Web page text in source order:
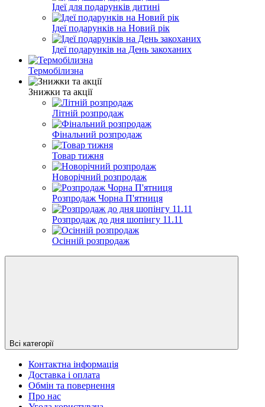
Ідеї для подарунків дитині
Ідеї подарунків на Новий рік
Ідеї подарунків на День закоханих
Термобілизна
Знижки та акції
Літній розпродаж
Фінальний розпродаж
Товар тижня
Новорічний розпродаж
Розпродаж Чорна П'ятниця
Розпродаж до дня шопінгу 11.11
Осінній розпродаж
Всі категорії
Контактна інформація
Доставка і оплата
Обмін та повернення
Про нас